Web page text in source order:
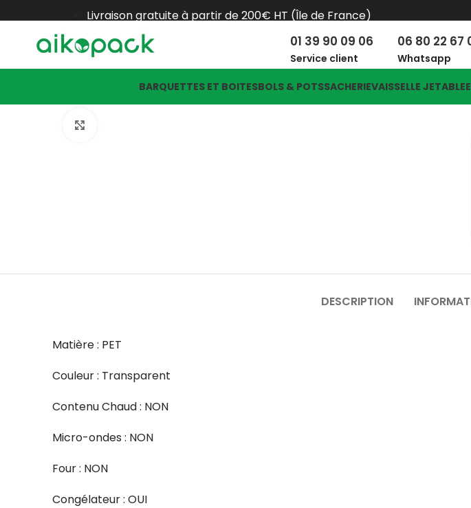
Livraison gratuite à partir de 200€ HT (Île de France)
01 39 90 09 06
Service client
06 80 22 67
Whatsapp
BARQUETTES ET BOITESBOLS & POTSSACHERIEVAISSELLE JETABLE
DESCRIPTION
Matière : PET
Couleur : Transparent
Contenu Chaud : NON
Micro-ondes : NON
Four : NON
Congélateur : OUI